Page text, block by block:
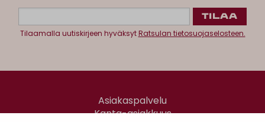
Tilaamalla uutiskirjeen hyväksytRatsulan tietosuojaselosteen.
Asiakaspalvelu
Kanta-asiakkuus